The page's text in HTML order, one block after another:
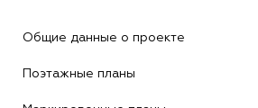
Общие данные о проекте
Поэтажные планы